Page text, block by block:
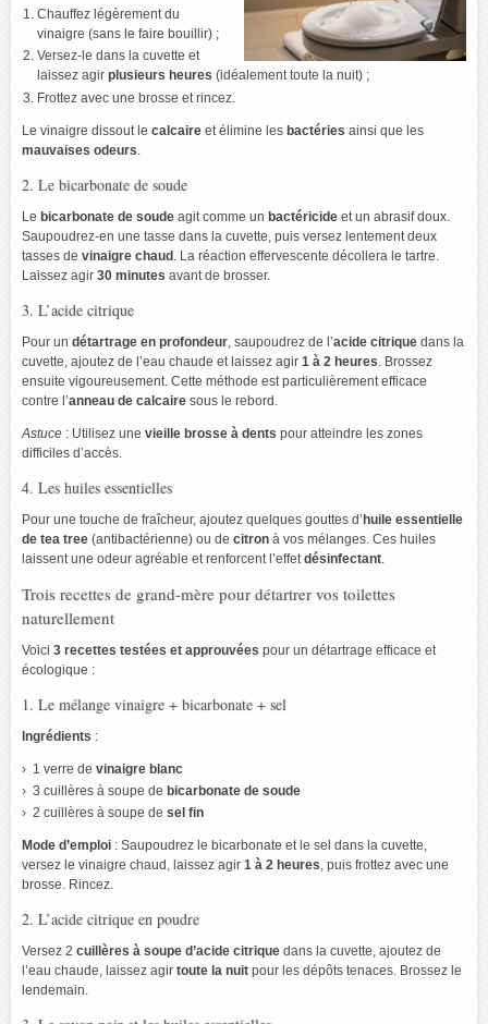
Chauffez légèrement du
vinaigre (sans le faire bouillir) ;
Versez-le dans la cuvette et
laissez agirplusieurs heures (idéalement toute la nuit) ;
Frottez avec une brosse et rincez.
Le vinaigre dissout le calcaire et élimine les bactéries ainsi que les
mauvaises odeurs
2. Le bicarbonate de soude
Le bicarbonate de soude agit comme un bactéricide et un abrasif doux.
Saupoudrez-en une tasse dans la cuvette, puis versez lentement deux
tasses de vinaigre chaud . La réaction effervescente décollera le tartre.
Laissez agir 30 minutes avant de brosser.
3. L’acide citrique
Pour un détartrage en profondeur , saupoudrez de l’acide citrique dans la
cuvette, ajoutez de l’eau chaude et laissez agir 1 à 2 heures . Brossez
ensuite vigoureusement. Cette méthode est particulièrement efficace
contre l’anneau de calcaire sous le rebord.
Astuce : Utilisez une vieille brosse à dents pour atteindre les zones
difficiles d’accès.
4. Les huiles essentielles
Pour une touche de fraîcheur, ajoutez quelques gouttes d’huile essentielle
de tea tree (antibactérienne) ou de citron à vos mélanges. Ces huiles
laissent une odeur agréable et renforcent l’effet désinfectant
Trois recettes de grand-mère pour détartrer vos toilettes
naturellement
Voici 3 recettes testées et approuvées pour un détartrage efficace et
écologique :
1. Le mélange vinaigre + bicarbonate + sel
Ingrédients :
1 verre de vinaigre blanc
3 cuillères à soupe de bicarbonate de soude
2 cuillères à soupe de sel fin
Mode d’emploi : Saupoudrez le bicarbonate et le sel dans la cuvette,
versez le vinaigre chaud, laissez agir 1 à 2 heures, puis frottez avec une
brosse. Rincez.
2. L’acide citrique en poudre
Versez 2 cuillères à soupe d’acide citrique dans la cuvette, ajoutez de
l’eau chaude, laissez agir toute la nuit pour les dépôts tenaces. Brossez le
lendemain.